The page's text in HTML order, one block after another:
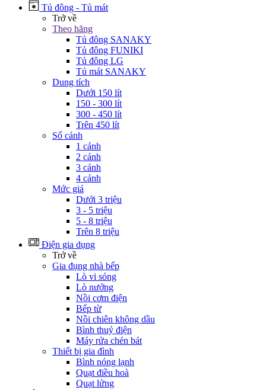
Tủ đông - Tủ mát
Trở về
Theo hãng
Tủ đông SANAKY
Tủ đông FUNIKI
Tủ đông LG
Tủ mát SANAKY
Dung tích
Dưới 150 lít
150 - 300 lít
300 - 450 lít
Trên 450 lít
Số cánh
1 cánh
2 cánh
3 cánh
4 cánh
Mức giá
Dưới 3 triệu
3 - 5 triệu
5 - 8 triệu
Trên 8 triệu
Điện gia dụng
Trở về
Gia đụng nhà bếp
Lò vi sóng
Lò nướng
Nồi cơm điện
Bếp từ
Nồi chiên không dầu
Bình thuỷ điện
Máy rửa chén bát
Thiết bị gia đình
Bình nóng lạnh
Quạt điều hoà
Quạt lửng